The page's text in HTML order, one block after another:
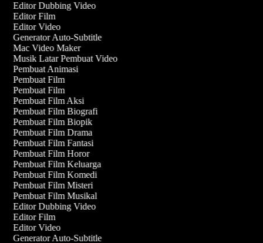
Editor Dubbing Video
Editor Film
Editor Video
Generator Auto-Subtitle
Mac Video Maker
Musik Latar Pembuat Video
Pembuat Animasi
Pembuat Film
Pembuat Film
Pembuat Film Aksi
Pembuat Film Biografi
Pembuat Film Biopik
Pembuat Film Drama
Pembuat Film Fantasi
Pembuat Film Horor
Pembuat Film Keluarga
Pembuat Film Komedi
Pembuat Film Misteri
Pembuat Film Musikal
Editor Dubbing Video
Editor Film
Editor Video
Generator Auto-Subtitle